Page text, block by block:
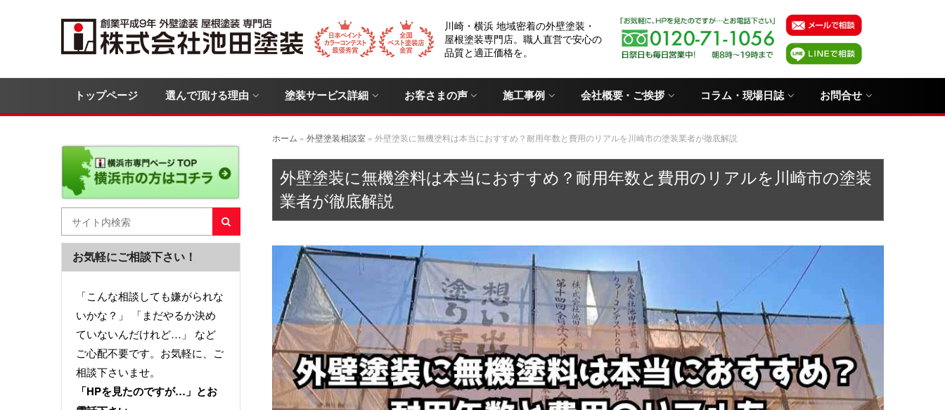
川崎・横浜 地域密着の外壁塗装・
屋根塗装専門店。職人直営で安心の
品質と適正価格を。
トップページ 選んで頂ける理由 塗装サービス詳細 お客さまの声 施工事例 会社概要・ご挨拶 コラム・現場日誌 お問合せ
ホーム » 外壁塗装相談室 » 外壁塗装に無機塗料は本当におすすめ？耐用年数と費用のリアルを川崎市の塗装業者が徹底解説
外壁塗装に無機塗料は本当におすすめ？耐用年数と費用のリアルを川崎市の塗装
業者が徹底解説
お気軽にご相談下さい！
「こんな相談しても嫌がられな
いかな？」 「まだやるか決め
ていないんだけれど…」 など
ご心配不要です。お気軽に、ご
相談下さいませ。
「HPを見たのですが…」とお